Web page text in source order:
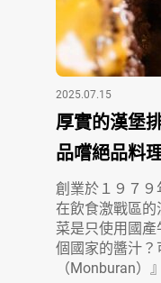
2025.07.15
厚實的漢堡
品嚐絕品料
創業於１９７
在飲食激戰區
菜是只使用國
個國家的醬汁？
（Monburan）